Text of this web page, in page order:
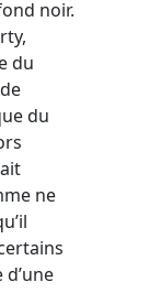
noir.
du
du
ne